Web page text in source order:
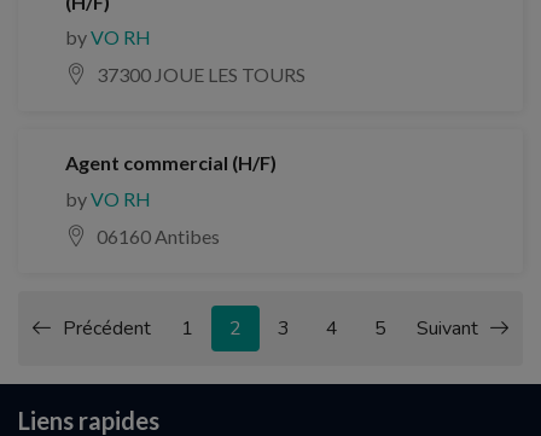
byVO RH
37300 JOUE LES TOURS
Agent commercial (H/F)
byVO RH
06160 Antibes
Précédent 1 2 3 4 5 Suivant
Liens rapides